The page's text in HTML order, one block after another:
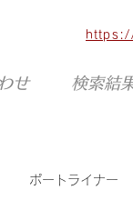
せ 検索結
ポートライナー